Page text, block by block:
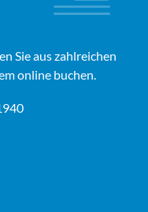
Sie aus zahlreichen
online buchen.